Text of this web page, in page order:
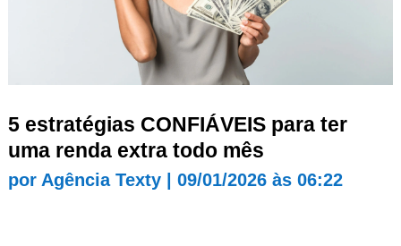
5 estratégias CONFIÁVEIS para ter
uma renda extra todo mês
por Agência Texty| 09/01/2026 às 06:22